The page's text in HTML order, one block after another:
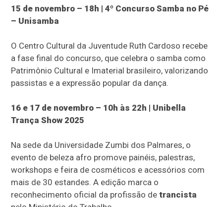
15 de novembro – 18h | 4º Concurso Samba no Pé
– Unisamba
O Centro Cultural da Juventude Ruth Cardoso recebe
a fase final do concurso, que celebra o samba como
Patrimônio Cultural e Imaterial brasileiro, valorizando
passistas e a expressão popular da dança.
16 e 17 de novembro – 10h às 22h | Unibella
Trança Show 2025
Na sede da Universidade Zumbi dos Palmares, o
evento de beleza afro promove painéis, palestras,
workshops e feira de cosméticos e acessórios com
mais de 30 estandes. A edição marca o
reconhecimento oficial da profissão detrancista